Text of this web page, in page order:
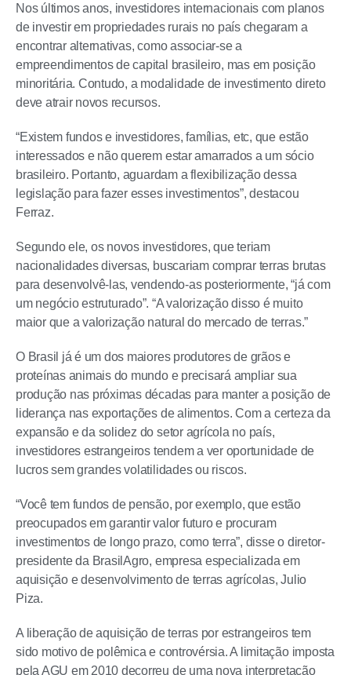
Nos últimos anos, investidores internacionais com planos
de investir em propriedades rurais no país chegaram a
encontrar alternativas, como associar-se a
empreendimentos de capital brasileiro, mas em posição
minoritária. Contudo, a modalidade de investimento direto
deve atrair novos recursos.
“Existem fundos e investidores, famílias, etc, que estão
interessados e não querem estar amarrados a um sócio
brasileiro. Portanto, aguardam a flexibilização dessa
legislação para fazer esses investimentos”, destacou
Ferraz.
Segundo ele, os novos investidores, que teriam
nacionalidades diversas, buscariam comprar terras brutas
para desenvolvê-las, vendendo-as posteriormente, “já com
um negócio estruturado”. “A valorização disso é muito
maior que a valorização natural do mercado de terras.”
O Brasil já é um dos maiores produtores de grãos e
proteínas animais do mundo e precisará ampliar sua
produção nas próximas décadas para manter a posição de
liderança nas exportações de alimentos. Com a certeza da
expansão e da solidez do setor agrícola no país,
investidores estrangeiros tendem a ver oportunidade de
lucros sem grandes volatilidades ou riscos.
“Você tem fundos de pensão, por exemplo, que estão
preocupados em garantir valor futuro e procuram
investimentos de longo prazo, como terra”, disse o diretor-
presidente da BrasilAgro, empresa especializada em
aquisição e desenvolvimento de terras agrícolas, Julio
Piza.
A liberação de aquisição de terras por estrangeiros tem
sido motivo de polêmica e controvérsia. A limitação imposta
pela AGU em 2010 decorreu de uma nova interpretação